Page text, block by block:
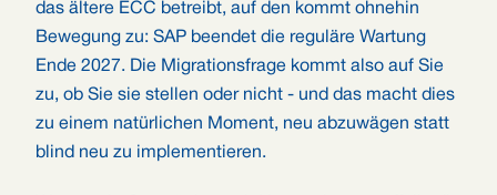
das ältere ECC betreibt, auf den kommt ohnehin
Bewegung zu: SAP beendet die reguläre Wartung
Ende 2027. Die Migrationsfrage kommt also auf Sie
zu, ob Sie sie stellen oder nicht - und das macht dies
zu einem natürlichen Moment, neu abzuwägen statt
blind neu zu implementieren.